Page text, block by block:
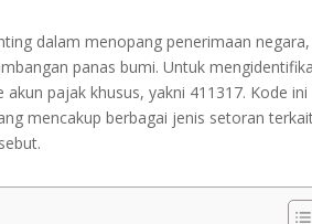
dalam menopang penerimaan negara,
panas bumi. Untuk
pajak khusus, yakni 411317. Kode ini
mencakup berbagai jenis setoran